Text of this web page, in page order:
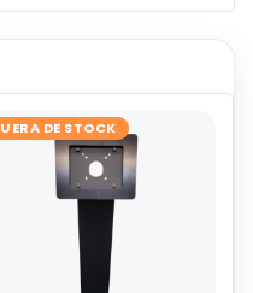
DE STOCK